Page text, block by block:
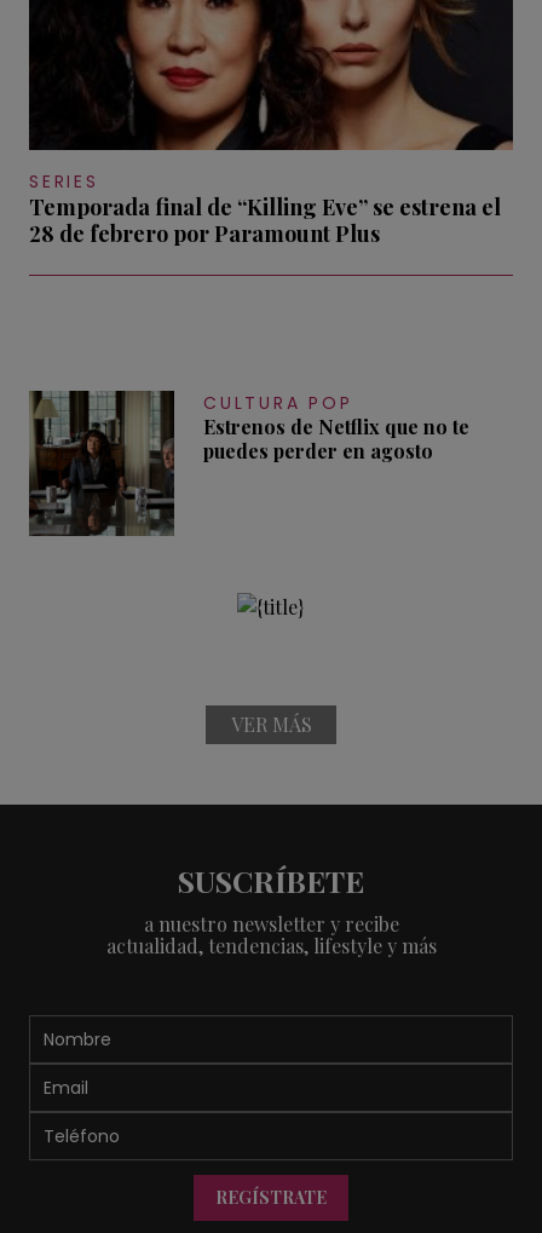
SERIES
Temporada final de “Killing Eve” se estrena el
28 de febrero por Paramount Plus
CULTURA POP
Estrenos de Netflix que no te
puedes perder en agosto
VER MÁS
SUSCRÍBETE
a nuestro newsletter y recibe
actualidad, tendencias, lifestyle y más
REGÍSTRATE